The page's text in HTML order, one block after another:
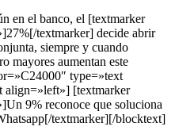
en el banco, el [textmarker
textmarker] decide abrir
siempre y cuando
mayores aumentan este
type=»text
align=»left»] [textmarker
9% reconoce que soluciona
textmarker][/blocktext]